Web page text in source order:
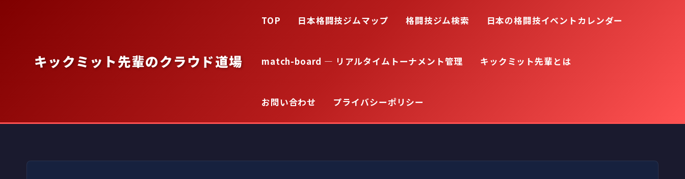
キックミット先輩のクラウド道場
TOP 日本格闘技ジムマップ 格闘技ジム検索 日本の格闘技イベントカレンダー
match-board — リアルタイムトーナメント管理 キックミット先輩とは
お問い合わせ プライバシーポリシー